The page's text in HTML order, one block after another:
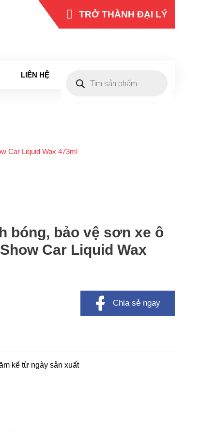
TRỞ THÀNH ĐẠI LÝ
LIÊN HỆ
kiếm
Car Liquid Wax 473ml
bóng, bảo vệ sơn xe ô
Car Liquid Wax
Chia sẻ ngay
kể từ ngày sản xuất